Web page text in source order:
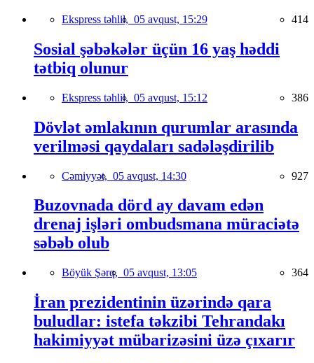
Ekspress təhlil, 05 avqust, 15:29 414
Sosial şəbəkələr üçün 16 yaş həddi
tətbiq olunur
Ekspress təhlil, 05 avqust, 15:12 386
Dövlət əmlakının qurumlar arasında
verilməsi qaydaları sadələşdirilib
Cəmiyyət, 05 avqust, 14:30 927
Buzovnada dörd ay davam edən
drenaj işləri ombudsmana müraciətə
səbəb olub
Böyük Şərq, 05 avqust, 13:05 364
İran prezidentinin üzərində qara
buludlar: istefa təkzibi Tehrandakı
hakimiyyət mübarizəsini üzə çıxarır